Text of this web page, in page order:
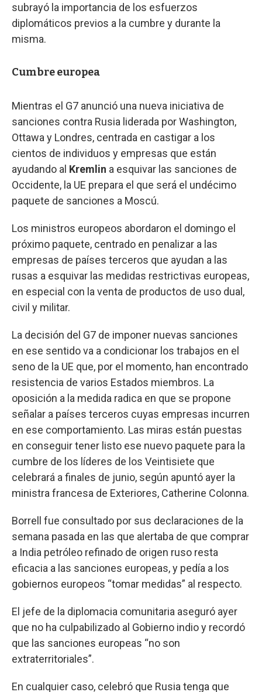
subrayó la importancia de los esfuerzos
diplomáticos previos a la cumbre y durante la
misma.
Cumbre europea
Mientras el G7 anunció una nueva iniciativa de
sanciones contra Rusia liderada por Washington,
Ottawa y Londres, centrada en castigar a los
cientos de individuos y empresas que están
ayudando al Kremlin a esquivar las sanciones de
Occidente, la UE prepara el que será el undécimo
paquete de sanciones a Moscú.
Los ministros europeos abordaron el domingo el
próximo paquete, centrado en penalizar a las
empresas de países terceros que ayudan a las
rusas a esquivar las medidas restrictivas europeas,
en especial con la venta de productos de uso dual,
civil y militar.
La decisión del G7 de imponer nuevas sanciones
en ese sentido va a condicionar los trabajos en el
seno de la UE que, por el momento, han encontrado
resistencia de varios Estados miembros. La
oposición a la medida radica en que se propone
señalar a países terceros cuyas empresas incurren
en ese comportamiento. Las miras están puestas
en conseguir tener listo ese nuevo paquete para la
cumbre de los líderes de los Veintisiete que
celebrará a finales de junio, según apuntó ayer la
ministra francesa de Exteriores, Catherine Colonna.
Borrell fue consultado por sus declaraciones de la
semana pasada en las que alertaba de que comprar
a India petróleo refinado de origen ruso resta
eficacia a las sanciones europeas, y pedía a los
gobiernos europeos “tomar medidas” al respecto.
El jefe de la diplomacia comunitaria aseguró ayer
que no ha culpabilizado al Gobierno indio y recordó
que las sanciones europeas “no son
extraterritoriales”.
En cualquier caso, celebró que Rusia tenga que